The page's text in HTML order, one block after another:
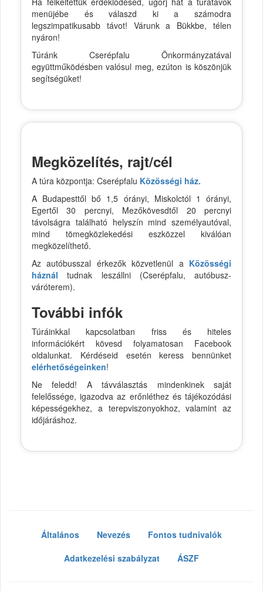
menüjébe és válaszd ki a számodra
legszimpatikusabb távot! Várunk a Bükkbe, télen
nyáron!
Túránk Cserépfalu Önkormányzatával
együttműködésben valósul meg, ezúton is köszönjük
segítségüket!
Megközelítés, rajt/cél
A túra központja: Cserépfalu Közösségi ház.
A Budapesttől bő 1,5 órányi, Miskolctól 1 órányi,
Egertől 30 percnyi, Mezőkövesdtől 20 percnyi
távolságra található helyszín mind személyautóval,
mind tömegközlekedési eszközzel kiválóan
megközelíthető.
Az autóbusszal érkezők közvetlenül a Közösségi
háznál tudnak leszállni (Cserépfalu, autóbusz-
váróterem).
További infók
Túráinkkal kapcsolatban friss és hiteles
információkért kövesd folyamatosan Facebook
oldalunkat. Kérdéseid esetén keress bennünket
elérhetőségeinken!
Ne feledd! A távválasztás mindenkinek saját
felelőssége, igazodva az erőnléthez és tájékozódási
képességekhez, a terepviszonyokhoz, valamint az
időjáráshoz.
Általános Nevezés
Fontos tudnivalók
Adatkezelési szabályzat
ÁSZF